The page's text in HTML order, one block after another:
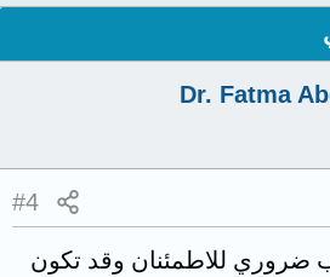
Dr. Fatma
#4
للاطمئنان وقد تكون